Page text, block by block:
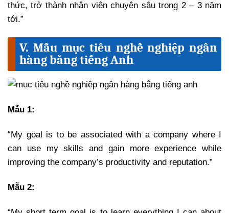
thức, trở thành nhân viên chuyên sâu trong 2 – 3 năm
tới.”
V. Mẫu mục tiêu nghề nghiệp ngân
hàng bằng tiếng Anh
Mẫu 1:
“My goal is to be associated with a company where I
can use my skills and gain more experience while
improving the company’s productivity and reputation.”
Mẫu 2: